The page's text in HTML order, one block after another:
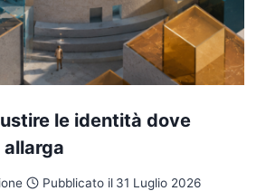
le identità dove
allarga
Pubblicato il 31 Luglio 2026